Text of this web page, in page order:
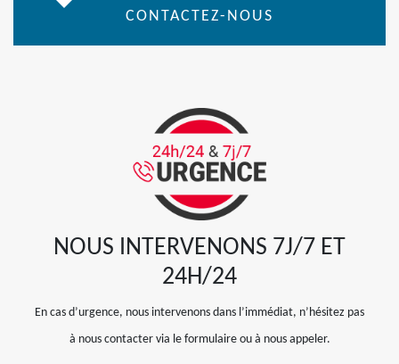
CONTACTEZ-NOUS
NOUS INTERVENONS 7J/7 ET
24H/24
En cas d’urgence, nous intervenons dans l’immédiat, n’hésitez pas
à nous contacter via le formulaire ou à nous appeler.